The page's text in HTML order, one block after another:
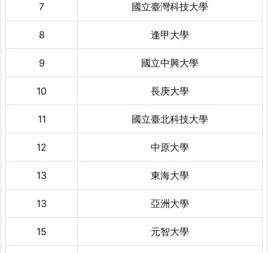
7 國立臺灣科技大學
8 逢甲大學
9 國立中興大學
10 長庚大學
11 國立臺北科技大學
12 中原大學
13 東海大學
13 亞洲大學
15 元智大學